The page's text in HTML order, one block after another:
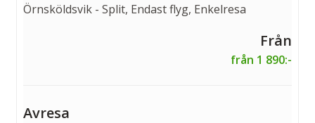
Örnsköldsvik - Split, Endast flyg, Enkelresa
från 1 890:-